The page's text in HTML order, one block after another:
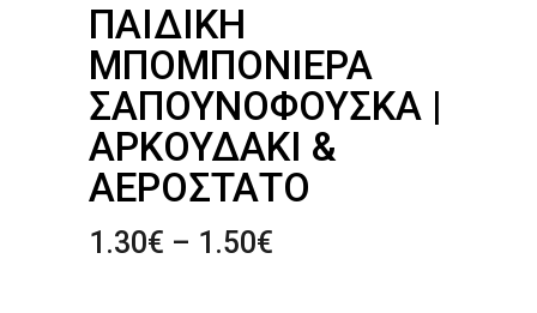
ΠΑΙΔΙΚΉ
ΜΠΟΜΠΟΝΙΈΡΑ
ΣΑΠΟΥΝΌΦΟΥΣΚΑ |
ΑΡΚΟΥΔΆΚΙ &
ΑΕΡΌΣΤΑΤΟ
1.30€ – 1.50€